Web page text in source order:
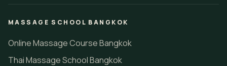
MASSAGE SCHOOL BANGKOK
Online Massage Course Bangkok
Thai Massage School Bangkok